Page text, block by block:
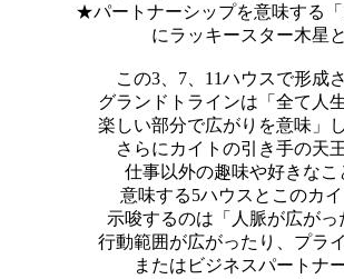
★パートナーシップを意味する「
にラッキースター木星と
この3、7、11ハウスで形成
グランドトラインは「全て人
楽しい部分で広がりを意味」
さらにカイトの引き手の天
仕事以外の趣味や好きなこ
意味する5ハウスとこのカ
示唆するのは「人脈が広がっ
行動範囲が広がったり、プラ
またはビジネスパートナ